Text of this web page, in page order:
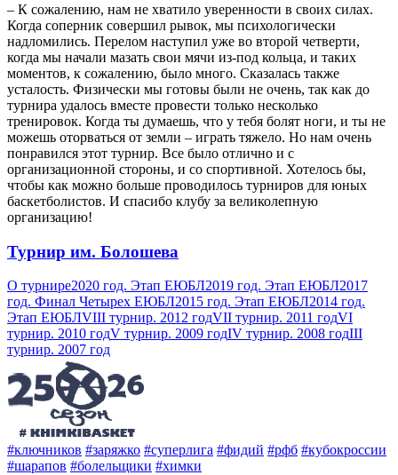
– К сожалению, нам не хватило уверенности в своих силах.
Когда соперник совершил рывок, мы психологически
надломились. Перелом наступил уже во второй четверти,
когда мы начали мазать свои мячи из-под кольца, и таких
моментов, к сожалению, было много. Сказалась также
усталость. Физически мы готовы были не очень, так как до
турнира удалось вместе провести только несколько
тренировок. Когда ты думаешь, что у тебя болят ноги, и ты не
можешь оторваться от земли – играть тяжело. Но нам очень
понравился этот турнир. Все было отлично и с
организационной стороны, и со спортивной. Хотелось бы,
чтобы как можно больше проводилось турниров для юных
баскетболистов. И спасибо клубу за великолепную
организацию!
Турнир им. Болошева
О турнире2020 год. Этап ЕЮБЛ2019 год. Этап ЕЮБЛ2017
год. Финал Четырех ЕЮБЛ2015 год. Этап ЕЮБЛ2014 год.
Этап ЕЮБЛVIII турнир. 2012 годVII турнир. 2011 годVI
турнир. 2010 годV турнир. 2009 годIV турнир. 2008 годIII
турнир. 2007 год
#ключников #заряжко #суперлига #фидий #рфб #кубокроссии
#шарапов #болельщики #химки